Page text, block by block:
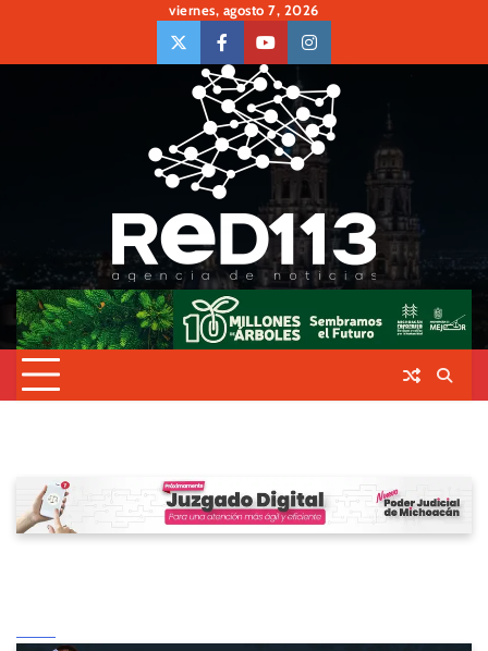
content
viernes, agosto 7, 2026
twiter Face Youtubeinsta